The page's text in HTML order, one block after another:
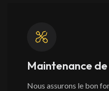
Maintenance
Nous assurons le bon